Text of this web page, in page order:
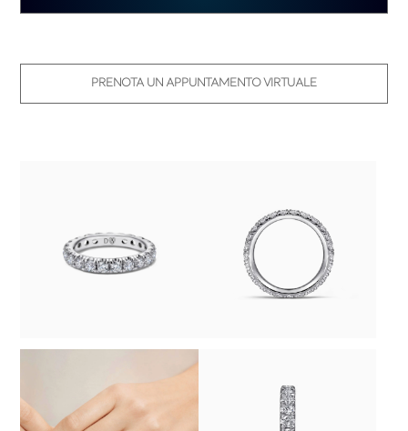
PRENOTA UN APPUNTAMENTO VIRTUALE